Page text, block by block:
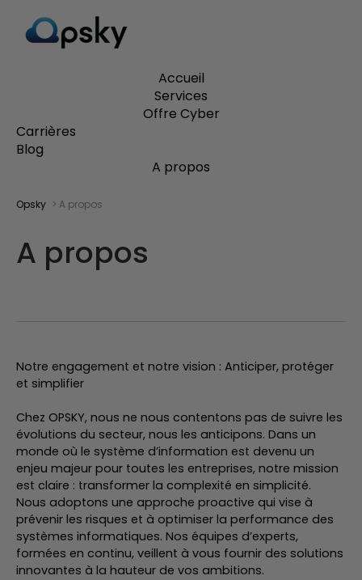
Accueil
Services
Offre Cyber
Carrières
Blog
A propos
Opsky > A propos
A propos
Notre engagement et notre vision : Anticiper, protéger
et simplifier
Chez OPSKY, nous ne nous contentons pas de suivre les
évolutions du secteur, nous les anticipons. Dans un
monde où le système d’information est devenu un
enjeu majeur pour toutes les entreprises, notre mission
est claire : transformer la complexité en simplicité.
Nous adoptons une approche proactive qui vise à
prévenir les risques et à optimiser la performance des
systèmes informatiques. Nos équipes d’experts,
formées en continu, veillent à vous fournir des solutions
innovantes à la hauteur de vos ambitions.